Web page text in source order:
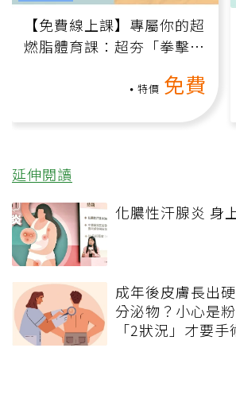
【免費線上課】專屬你的超
燃脂體育課：超夯「拳擊有
特價 免費
延伸閱讀
化膿性汗腺炎 身
成年後皮膚長出
分泌物？小心是
「2狀況」才要